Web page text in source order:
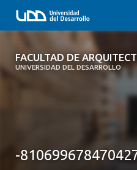
FACULTAD DE
UNIVERSIDAD DEL DESARROLLO
FACULTAD DE
-